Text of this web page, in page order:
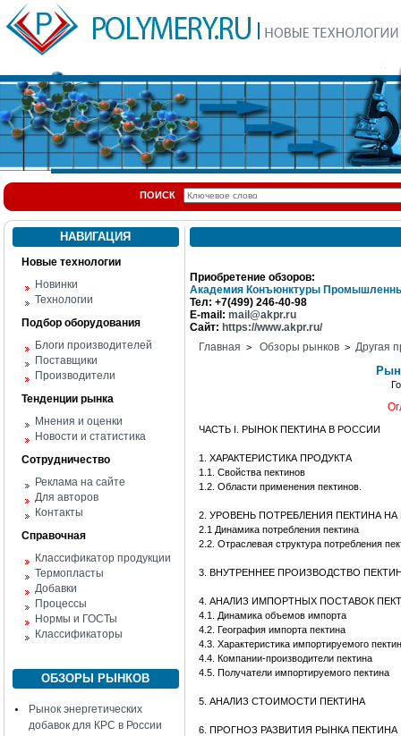
ПОИСК
НАВИГАЦИЯ
Новые технологии
Новинки
Технологии
Подбор оборудования
Блоги производителей
Поставщики
Производители
Тенденции рынка
Мнения и оценки
Новости и статистика
Сотрудничество
Реклама на сайте
Для авторов
Контакты
Справочная
Классификатор продукции
Термопласты
Добавки
Процессы
Нормы и ГОСТы
Классификаторы
ОБЗОРЫ РЫНКОВ
Рынок энергетических
добавок для КРС в России
Приобретение обзоров:
Академия Конъюнктуры
Тел: +7(499) 246-40-98
E-mail: mail@akpr.ru
Сайт: https://www.akpr.ru/
Главная > Обзоры рынков > Другая
ЧАСТЬ I. РЫНОК ПЕКТИНА В РОССИИ
1. ХАРАКТЕРИСТИКА ПРОДУКТА
1.1. Свойства пектинов
1.2. Области применения пектинов.
2. УРОВЕНЬ ПОТРЕБЛЕНИЯ ПЕКТИНА
2.1 Динамика потребления пектина
2.2. Отраслевая структура потребления
3. ВНУТРЕННЕЕ ПРОИЗВОДСТВО
4. АНАЛИЗ ИМПОРТНЫХ ПОСТАВОК
4.1. Динамика объемов импорта
4.2. География импорта пектина
4.3. Характеристика импортируемого
4.4. Компании-производители пектина
4.5. Получатели импортируемого пектина
5. АНАЛИЗ СТОИМОСТИ ПЕКТИНА
6. ПРОГНОЗ РАЗВИТИЯ РЫНКА ПЕКТИНА